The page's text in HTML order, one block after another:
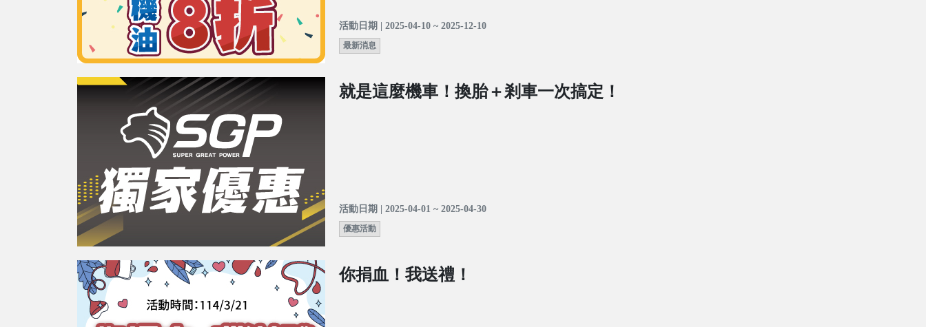
活動日期 | 2025-04-10 ~ 2025-12-10
最新消息
就是這麼機車！換胎＋剎車一次搞定！
活動日期 | 2025-04-01 ~ 2025-04-30
優惠活動
你捐血！我送禮！